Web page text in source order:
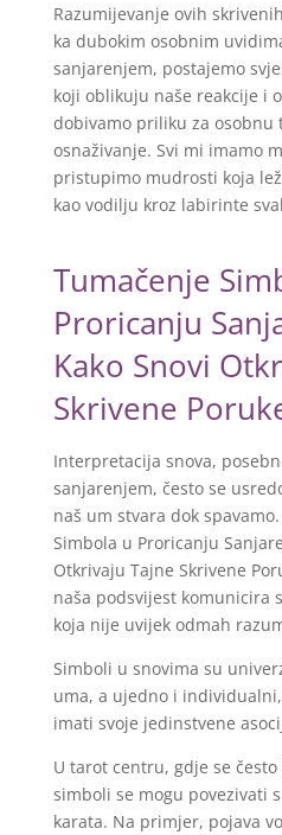
Razumijevanje ovih
ka dubokim osobnim
sanjarenjem, postajemo
koji oblikuju naše reakcije i
dobivamo priliku za osobnu
osnaživanje. Svi mi imamo
pristupimo mudrosti koja
kao vodilju kroz labirinte
Tumačenje
Proricanju
Kako Snovi
Skrivene
Interpretacija snova,
sanjarenjem, često se
naš um stvara dok
Simbola u Proricanju
Otkrivaju Tajne Skrivene
naša podsvijest komunicira
koja nije uvijek odmah
Simboli u snovima su
uma, a ujedno i
imati svoje jedinstvene
U tarot centru, gdje se
simboli se mogu povezivati
karata. Na primjer, pojava